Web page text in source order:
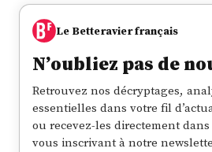
Le Betteravier français
N’oubliez pas de
Retrouvez nos décryptages,
essentielles dans votre fil
ou recevez-les directement
vous inscrivant à notre